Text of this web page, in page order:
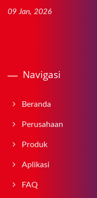
09 Jan, 2026
Navigasi
Beranda
Perusahaan
Produk
Aplikasi
FAQ